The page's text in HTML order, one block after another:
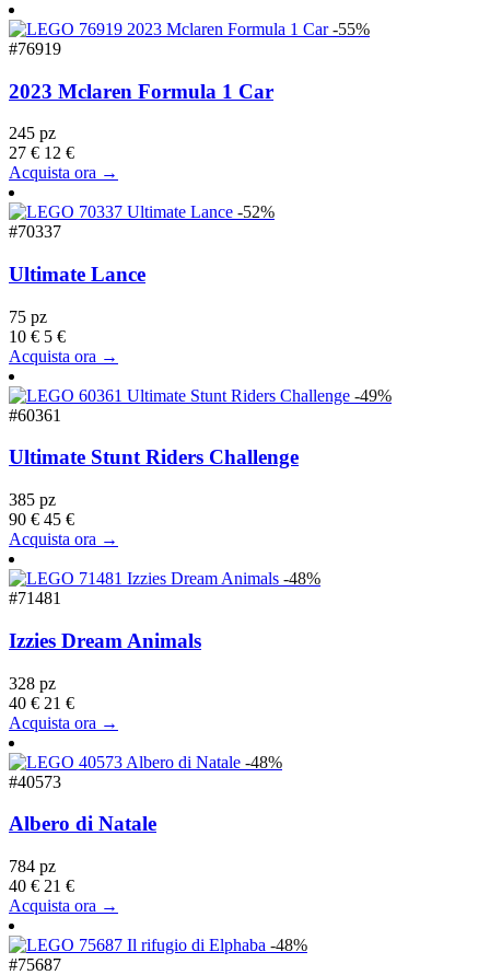
-55%
#76919
2023 Mclaren Formula 1 Car
245 pz
27 € 12 €
Acquista ora →
-52%
#70337
Ultimate Lance
75 pz
10 € 5 €
Acquista ora →
-49%
#60361
Ultimate Stunt Riders Challenge
385 pz
90 € 45 €
Acquista ora →
-48%
#71481
Izzies Dream Animals
328 pz
40 € 21 €
Acquista ora →
-48%
#40573
Albero di Natale
784 pz
40 € 21 €
Acquista ora →
-48%
#75687